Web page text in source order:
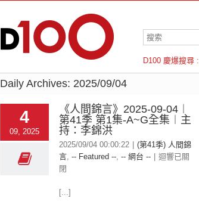
D100 慶爆搜尋 :
羅倫斯
Daily Archives: 2025/09/04
4
09, 2025
《人間錦言》2025-09-04︱
第41季 第1集-A~G全集︱主
持：李錦洪
2025/09/04 00:00:22
(第41季) 人間錦
言, -- Featured --, -- 網台 --
迴響已關
閉
[...]